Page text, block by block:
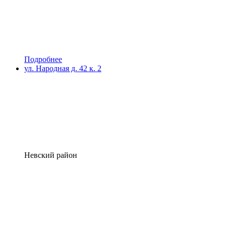
Подробнее
ул. Народная д. 42 к. 2
Невский район